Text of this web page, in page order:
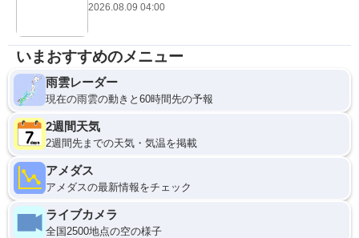
2026.08.09 04:00
いまおすすめのメニュー
雨雲レーダー
現在の雨雲の動きと60時間先の予報
2週間天気
2週間先までの天気・気温を掲載
アメダス
アメダスの最新情報をチェック
ライブカメラ
全国2500地点の空の様子